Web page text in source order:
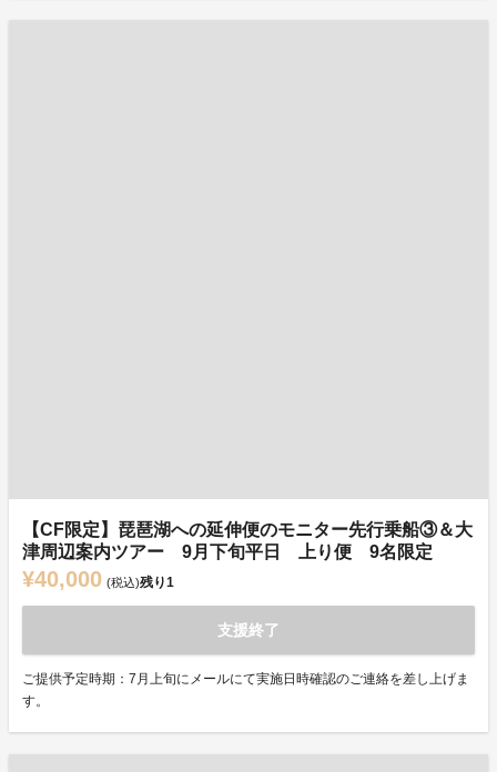
【CF限定】琵琶湖への延伸便のモニター先行乗船③＆大
津周辺案内ツアー 9月下旬平日 上り便 9名限定
¥40,000 (税込)残り1
支援終了
ご提供予定時期：7月上旬にメールにて実施日時確認のご連絡を差し上げま
す。